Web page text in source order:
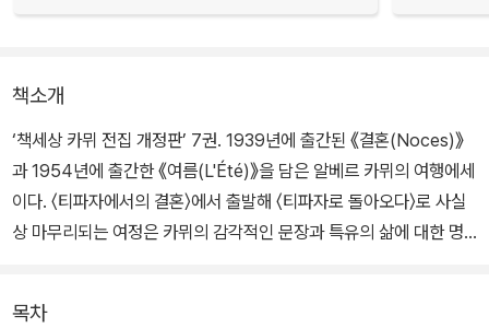
책소개
‘책세상 카뮈 전집 개정판’ 7권. 1939년에 출간된 《결혼(Noces)》
과 1954년에 출간한 《여름(L'Été)》을 담은 알베르 카뮈의 여행에세
이다. 〈티파자에서의 결혼〉에서 출발해 〈티파자로 돌아오다〉로 사실
상 마무리되는 여정은 카뮈의 감각적인 문장과 특유의 삶에 대한 명
목차